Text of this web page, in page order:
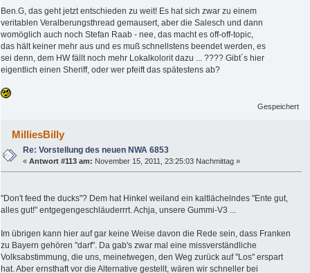
Ben.G, das geht jetzt entschieden zu weit! Es hat sich zwar zu einem
veritablen Veralberungsthread gemausert, aber die Salesch und dann
womöglich auch noch Stefan Raab - nee, das macht es off-off-topic,
das hält keiner mehr aus und es muß schnellstens beendet werden, es
sei denn, dem HW fällt noch mehr Lokalkolorit dazu ... ???? Gibt´s hier
eigentlich einen Sheriff, oder wer pfeift das spätestens ab?
Gespeichert
MilliesBilly
Re: Vorstellung des neuen NWA 6853
«Antwort #113 am: November 15, 2011, 23:25:03 Nachmittag »
"Don't feed the ducks"? Dem hat Hinkel weiland ein kaltlächelndes "Ente gut,
alles gut!" entgegengeschläuderrrt. Achja, unsere Gummi-V3 ...
Im übrigen kann hier auf gar keine Weise davon die Rede sein, dass Franken
zu Bayern gehören "darf". Da gab's zwar mal eine missverständliche
Volksabstimmung, die uns, meinetwegen, den Weg zurück auf "Los" erspart
hat. Aber ernsthaft vor die Alternative gestellt, wären wir schneller bei